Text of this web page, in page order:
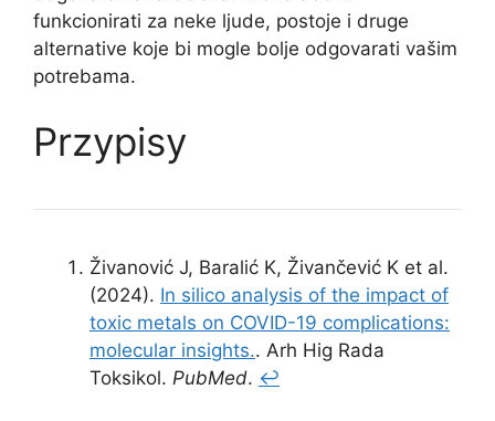
funkcionirati za neke ljude, postoje i druge
alternative koje bi mogle bolje odgovarati vašim
potrebama.
Przypisy
Živanović J, Baralić K, Živančević K et al.
(2024). In silico analysis of the impact of
toxic metals on COVID-19 complications:
molecular insights.. Arh Hig Rada
Toksikol. PubMed. ↩